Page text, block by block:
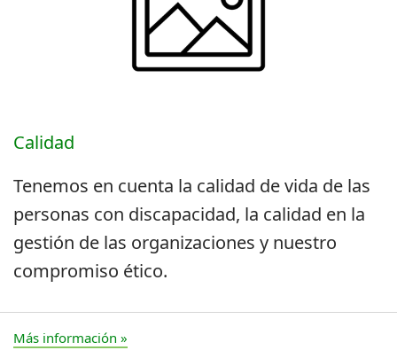
Calidad
Tenemos en cuenta la calidad de vida de las
personas con discapacidad, la calidad en la
gestión de las organizaciones y nuestro
compromiso ético.
Más información »